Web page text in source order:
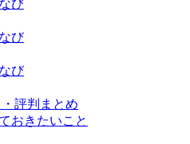
び
び
び
評判まとめ
おきたいこと